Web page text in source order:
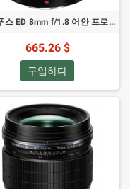
올림푸스 ED 8mm f/1.8 어안 프로 - 렌즈 마이크로 포서즈
665.26 $
구입하다